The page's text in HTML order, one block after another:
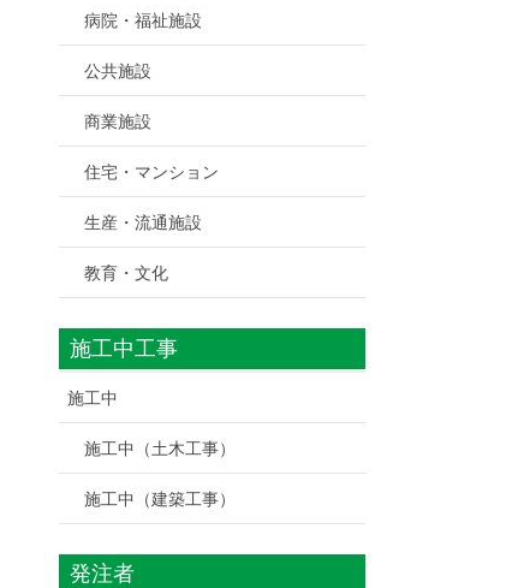
病院・福祉施設
公共施設
商業施設
住宅・マンション
生産・流通施設
教育・文化
施工中工事
施工中
施工中（土木工事）
施工中（建築工事）
発注者